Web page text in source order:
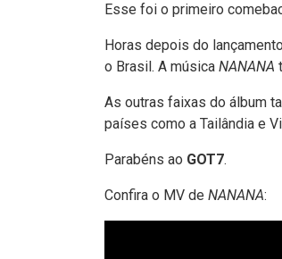
Esse foi o primeiro
Horas depois do
o Brasil. A música NANANA
As outras faixas do álbum
países como a Tailândia e
Parabéns ao GOT7.
Confira o MV de NANANA: